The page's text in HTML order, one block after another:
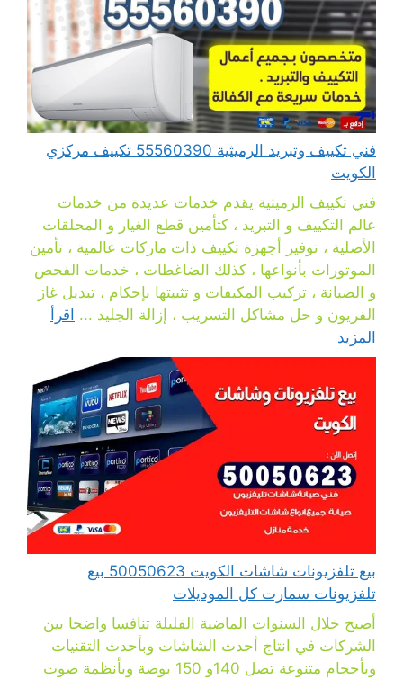
فني تكييف وتبريد الرميثية 55560390 تكييف مركزي
الكويت
فني تكييف الرميثية يقدم خدمات عديدة من خدمات
عالم التكييف و التبريد ، كتأمين قطع الغيار و المحلقات
الأصلية ، توفير أجهزة تكييف ذات ماركات عالمية ، تأمين
الموتورات بأنواعها ، كذلك الضاغطات ، خدمات الفحص
و الصيانة ، تركيب المكيفات و تثبيتها بإحكام ، تبديل غاز
الفريون و حل مشاكل التسريب ، إزالة الجليد ... اقرأ
المزيد
بيع تلفزيونات شاشات الكويت 50050623 بيع
تلفزيونات سمارت كل الموديلات
أصبح خلال السنوات الماضية القليلة تنافسا واضحا بين
الشركات في انتاج أحدث الشاشات وبأحدث التقنيات
وبأحجام متنوعة تصل 140و 150 بوصة وبأنظمة صوت